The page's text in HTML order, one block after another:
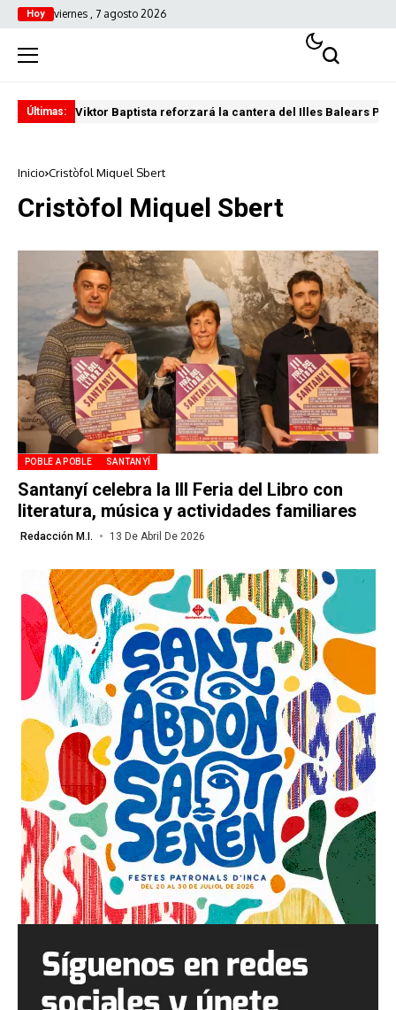
Hoy viernes , 7 agosto 2026
Últimas: Viktor Baptista reforzará la cantera del Illes Balears
Inicio Cristòfol Miquel Sbert
Cristòfol Miquel Sbert
POBLE A POBLE SANTANYÍ
Santanyí celebra la III Feria del Libro con
literatura, música y actividades familiares
Redacción M.I. 13 De Abril De 2026